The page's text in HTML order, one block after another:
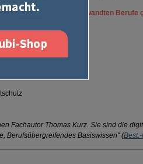
und kaufmännisch-verwandten Berufe
Fachautor Thomas Kurz. Sie sind die
Berufsübergreifendes Basiswissen" (